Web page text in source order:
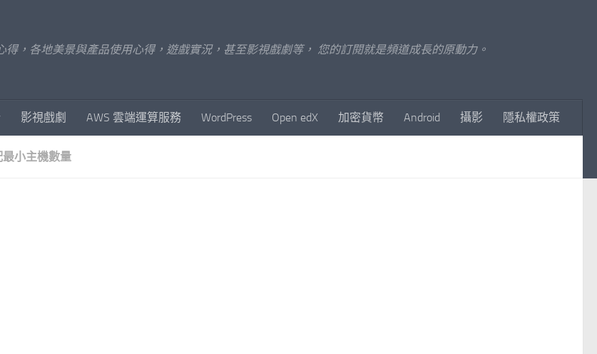
得，各地美景與產品使用心得，遊戲實況，甚至影視戲劇等， 您的訂閱就是頻道成長的原動力。
影視戲劇 AWS 雲端運算服務 WordPress Open edX 加密貨幣 Android 攝影 隱私權政策
最小主機數量